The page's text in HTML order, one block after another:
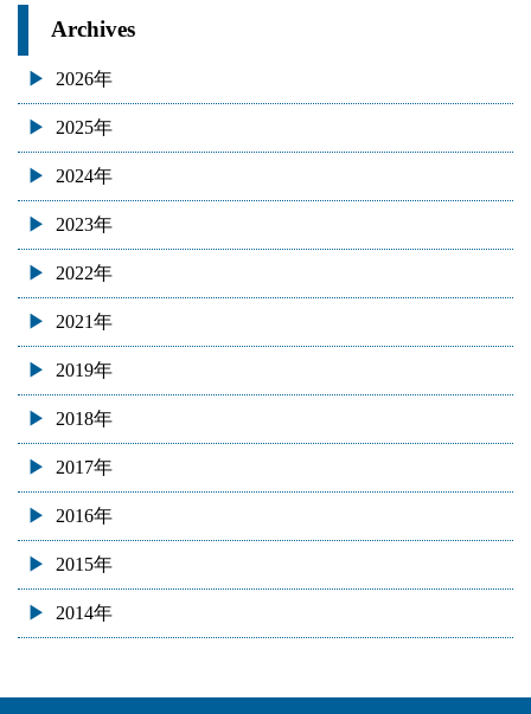
Archives
2026年
2025年
2024年
2023年
2022年
2021年
2019年
2018年
2017年
2016年
2015年
2014年